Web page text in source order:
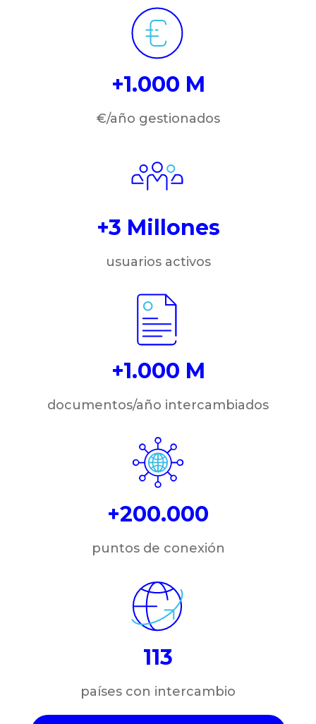
+1.000 M
€/año gestionados
+3 Millones
usuarios activos
+1.000 M
documentos/año intercambiados
+200.000
puntos de conexión
113
países con intercambio